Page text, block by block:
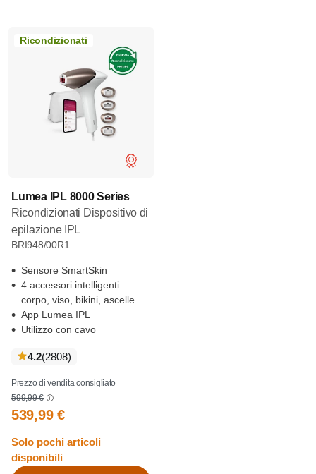
Ricondizionati
Lumea IPL 8000 Series
Ricondizionati Dispositivo di
epilazione IPL
BRI948/00R1
Sensore SmartSkin
4 accessori intelligenti:
corpo, viso, bikini, ascelle
App Lumea IPL
Utilizzo con cavo
4.2(2808recensioni
)
Prezzo di vendita consigliato
599,99 €
539,99 €
Solo pochi articoli
disponibili